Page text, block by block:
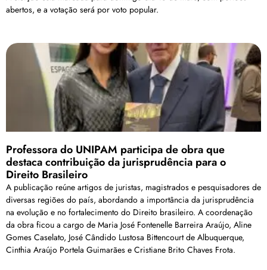
abertos, e a votação será por voto popular.
Professora do UNIPAM participa de obra que
destaca contribuição da jurisprudência para o
Direito Brasileiro
A publicação reúne artigos de juristas, magistrados e pesquisadores de
diversas regiões do país, abordando a importância da jurisprudência
na evolução e no fortalecimento do Direito brasileiro. A coordenação
da obra ficou a cargo de Maria José Fontenelle Barreira Araújo, Aline
Gomes Caselato, José Cândido Lustosa Bittencourt de Albuquerque,
Cinthia Araújo Portela Guimarães e Cristiane Brito Chaves Frota.